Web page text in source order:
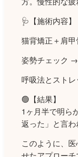
🩺【施術内容】
猫背矯正＋肩甲
姿勢チェック
呼吸法とスト
🟢【結果】
1ヶ月半で明ら
返った」と言わ
このように、